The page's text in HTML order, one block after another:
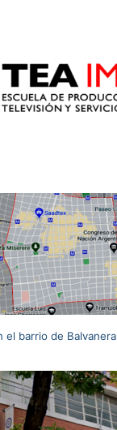
el barrio de Balvanera